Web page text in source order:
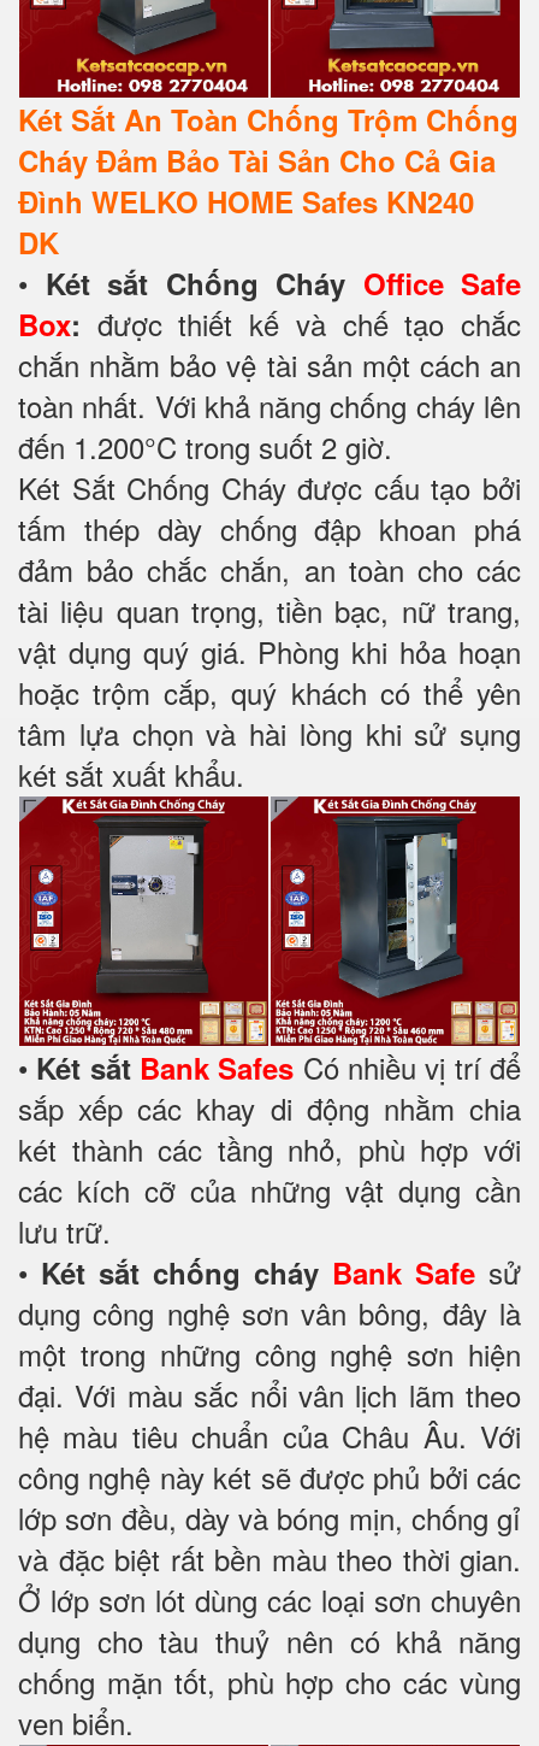
Két Sắt An Toàn Chống Trộm Chống
Cháy Đảm Bảo Tài Sản Cho Cả Gia
Đình WELKO HOME Safes KN240
DK
• Két sắt Chống Cháy Office Safe
Box: được thiết kế và chế tạo chắc
chắn nhằm bảo vệ tài sản một cách an
toàn nhất. Với khả năng chống cháy lên
đến 1.200°C trong suốt 2 giờ.
Két Sắt Chống Cháy được cấu tạo bởi
tấm thép dày chống đập khoan phá
đảm bảo chắc chắn, an toàn cho các
tài liệu quan trọng, tiền bạc, nữ trang,
vật dụng quý giá. Phòng khi hỏa hoạn
hoặc trộm cắp, quý khách có thể yên
tâm lựa chọn và hài lòng khi sử sụng
két sắt xuất khẩu.
• Két sắt Bank Safes Có nhiều vị trí để
sắp xếp các khay di động nhằm chia
két thành các tầng nhỏ, phù hợp với
các kích cỡ của những vật dụng cần
lưu trữ.
• Két sắt chống cháy Bank Safe sử
dụng công nghệ sơn vân bông, đây là
một trong những công nghệ sơn hiện
đại. Với màu sắc nổi vân lịch lãm theo
hệ màu tiêu chuẩn của Châu Âu. Với
công nghệ này két sẽ được phủ bởi các
lớp sơn đều, dày và bóng mịn, chống gỉ
và đặc biệt rất bền màu theo thời gian.
Ở lớp sơn lót dùng các loại sơn chuyên
dụng cho tàu thuỷ nên có khả năng
chống mặn tốt, phù hợp cho các vùng
ven biển.